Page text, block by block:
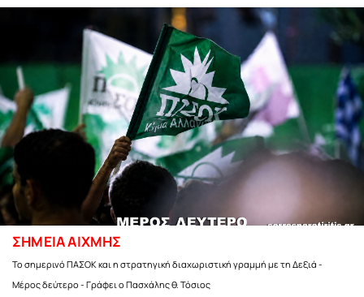
ΣΗΜΕΙΑ ΑΙΧΜΗΣ
Το σημερινό ΠΑΣΟΚ και η στρατηγική διαχωριστική γραμμή με τη Δεξιά -
Μέρος δεύτερο - Γράφει ο Πασχάλης θ. Τόσιος